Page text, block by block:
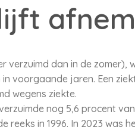
verzuimd dan in de zomer),
voorgaande jaren. Een
wegens ziekte.
nog 5,6 procent
in 1996. In 2023 was